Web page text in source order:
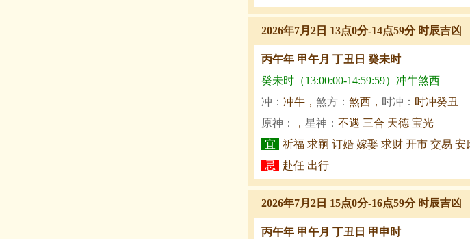
2026年7月2日 13点0分-14点59分 时辰吉凶
丙午年 甲午月 丁丑日 癸未时
癸未时（13:00:00-14:59:59）冲牛煞西
冲： 冲牛， 煞方： 煞西， 时冲： 时冲癸丑
原神：
， 星神： 不遇 三合 天德 宝光
宜
祈福 求嗣 订婚 嫁娶 求财 开市 交易 安
忌
赴任 出行
2026年7月2日 15点0分-16点59分 时辰吉凶
丙午年 甲午月 丁丑日 甲申时